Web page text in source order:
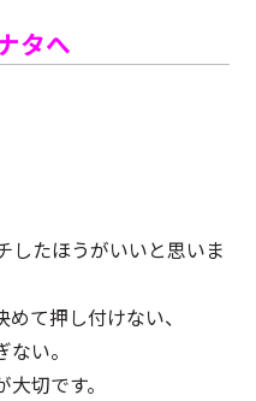
タへ
したほうがいいと思いま
て押し付けない、
い。
切です。